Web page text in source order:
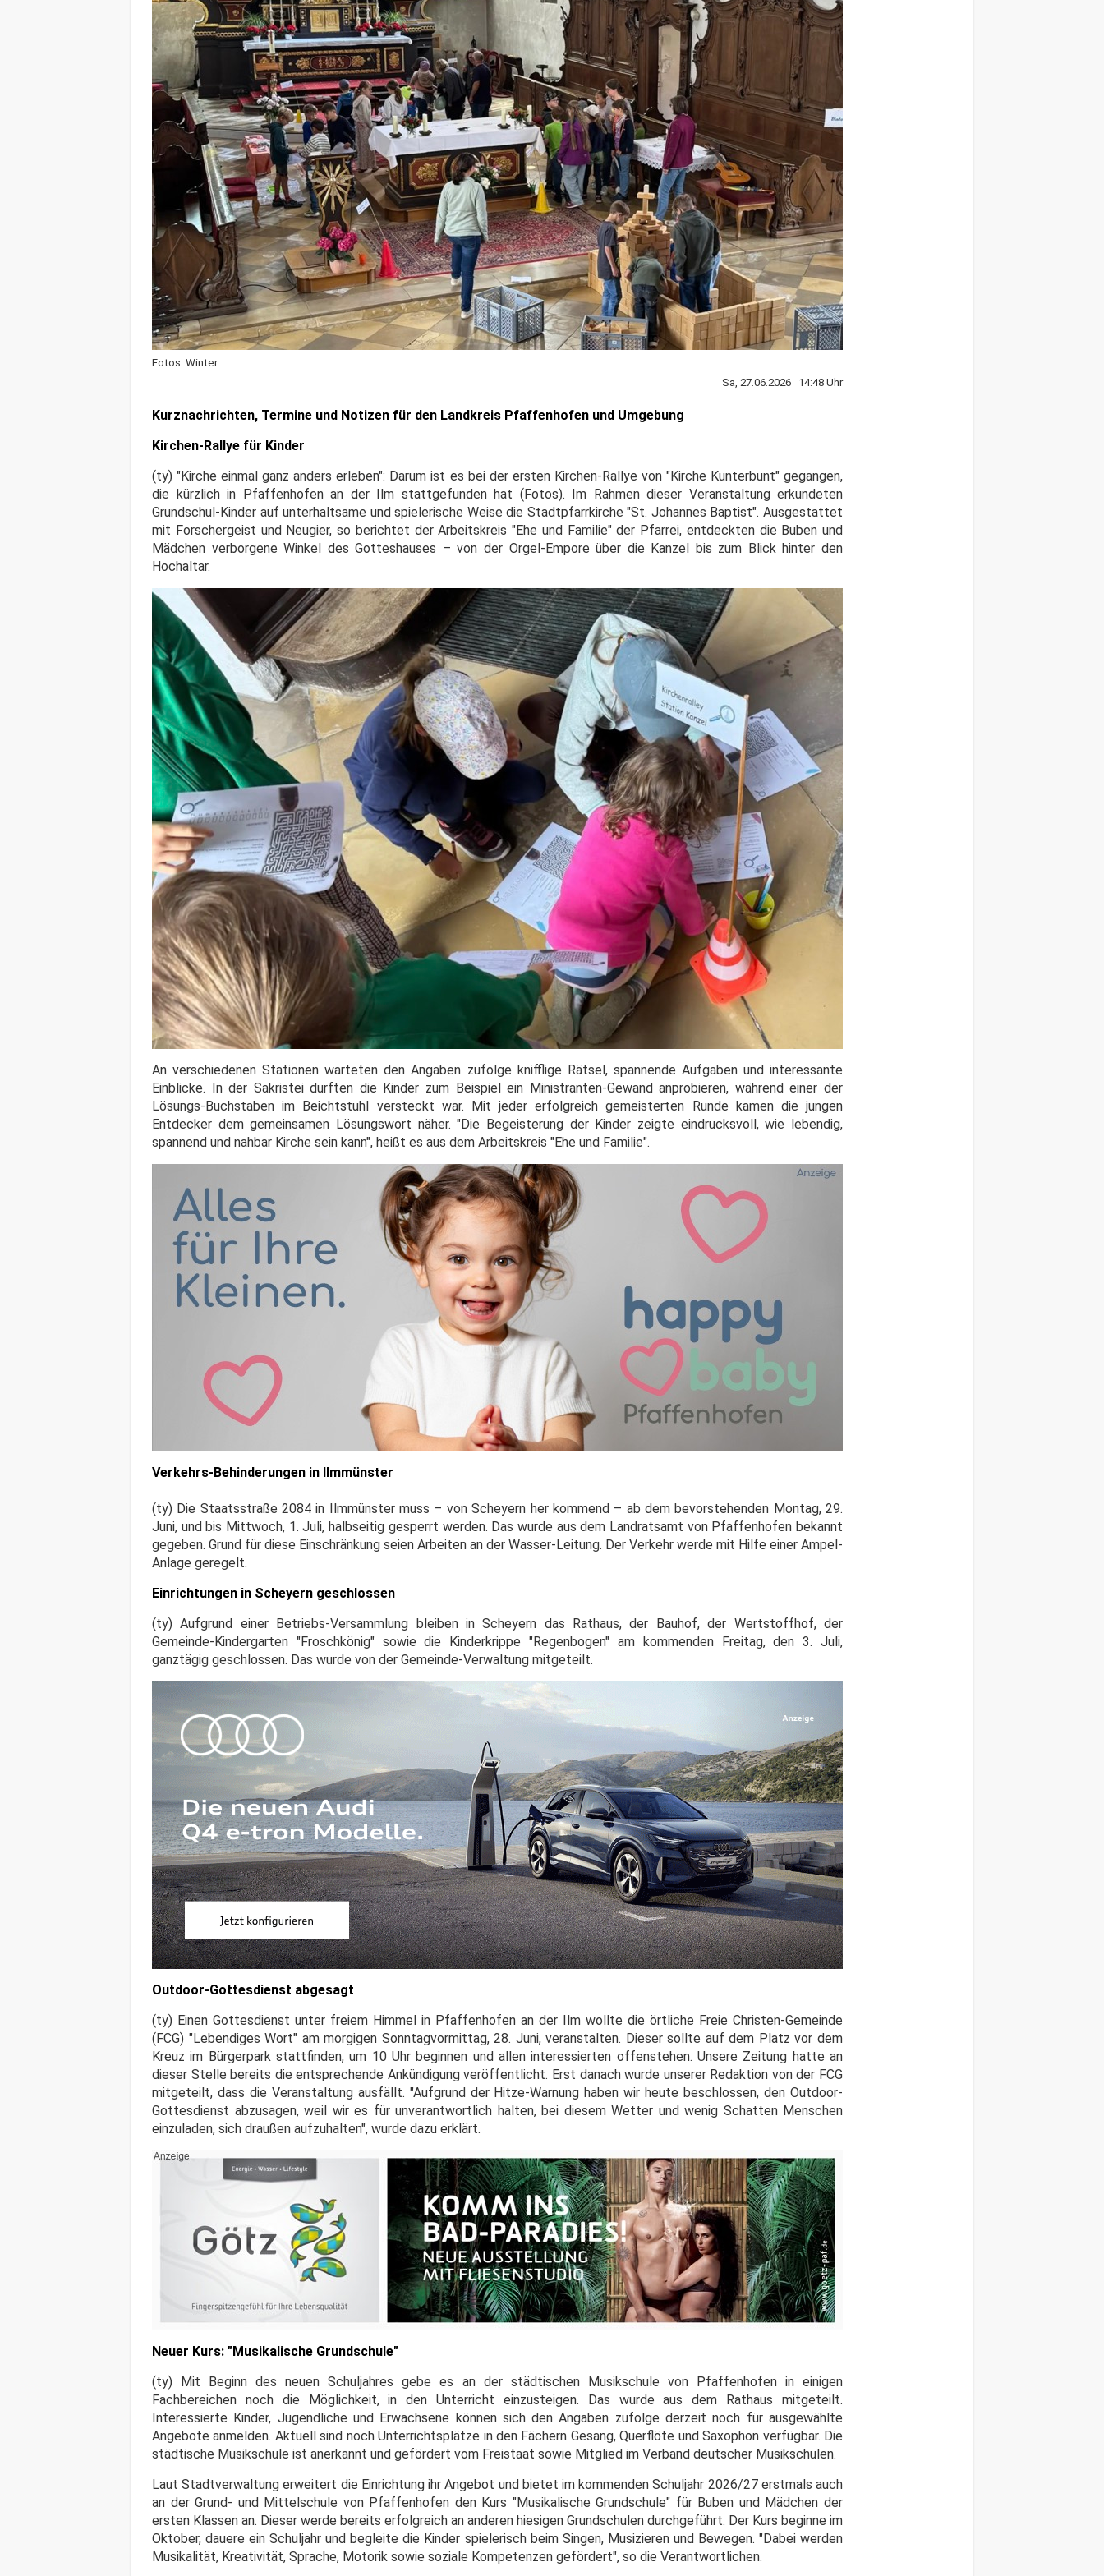
Fotos: Winter
Sa, 27.06.2026 14:48 Uhr
Kurznachrichten, Termine und Notizen für den Landkreis Pfaffenhofen und Umgebung
Kirchen-Rallye für Kinder
(ty) "Kirche einmal ganz anders erleben": Darum ist es bei der ersten Kirchen-Rallye von "Kirche Kunterbunt" gegangen,
die kürzlich in Pfaffenhofen an der Ilm stattgefunden hat (Fotos). Im Rahmen dieser Veranstaltung erkundeten
Grundschul-Kinder auf unterhaltsame und spielerische Weise die Stadtpfarrkirche "St. Johannes Baptist". Ausgestattet
mit Forschergeist und Neugier, so berichtet der Arbeitskreis "Ehe und Familie" der Pfarrei, entdeckten die Buben und
Mädchen verborgene Winkel des Gotteshauses – von der Orgel-Empore über die Kanzel bis zum Blick hinter den
Hochaltar.
An verschiedenen Stationen warteten den Angaben zufolge knifflige Rätsel, spannende Aufgaben und interessante
Einblicke. In der Sakristei durften die Kinder zum Beispiel ein Ministranten-Gewand anprobieren, während einer der
Lösungs-Buchstaben im Beichtstuhl versteckt war. Mit jeder erfolgreich gemeisterten Runde kamen die jungen
Entdecker dem gemeinsamen Lösungswort näher. "Die Begeisterung der Kinder zeigte eindrucksvoll, wie lebendig,
spannend und nahbar Kirche sein kann", heißt es aus dem Arbeitskreis "Ehe und Familie".
Verkehrs-Behinderungen in Ilmmünster
(ty) Die Staatsstraße 2084 in Ilmmünster muss – von Scheyern her kommend – ab dem bevorstehenden Montag, 29.
Juni, und bis Mittwoch, 1. Juli, halbseitig gesperrt werden. Das wurde aus dem Landratsamt von Pfaffenhofen bekannt
gegeben. Grund für diese Einschränkung seien Arbeiten an der Wasser-Leitung. Der Verkehr werde mit Hilfe einer Ampel-
Anlage geregelt.
Einrichtungen in Scheyern geschlossen
(ty) Aufgrund einer Betriebs-Versammlung bleiben in Scheyern das Rathaus, der Bauhof, der Wertstoffhof, der
Gemeinde-Kindergarten "Froschkönig" sowie die Kinderkrippe "Regenbogen" am kommenden Freitag, den 3. Juli,
ganztägig geschlossen. Das wurde von der Gemeinde-Verwaltung mitgeteilt.
Outdoor-Gottesdienst abgesagt
(ty) Einen Gottesdienst unter freiem Himmel in Pfaffenhofen an der Ilm wollte die örtliche Freie Christen-Gemeinde
(FCG) "Lebendiges Wort" am morgigen Sonntagvormittag, 28. Juni, veranstalten. Dieser sollte auf dem Platz vor dem
Kreuz im Bürgerpark stattfinden, um 10 Uhr beginnen und allen interessierten offenstehen. Unsere Zeitung hatte an
dieser Stelle bereits die entsprechende Ankündigung veröffentlicht. Erst danach wurde unserer Redaktion von der FCG
mitgeteilt, dass die Veranstaltung ausfällt. "Aufgrund der Hitze-Warnung haben wir heute beschlossen, den Outdoor-
Gottesdienst abzusagen, weil wir es für unverantwortlich halten, bei diesem Wetter und wenig Schatten Menschen
einzuladen, sich draußen aufzuhalten", wurde dazu erklärt.
Neuer Kurs: "Musikalische Grundschule"
(ty) Mit Beginn des neuen Schuljahres gebe es an der städtischen Musikschule von Pfaffenhofen in einigen
Fachbereichen noch die Möglichkeit, in den Unterricht einzusteigen. Das wurde aus dem Rathaus mitgeteilt.
Interessierte Kinder, Jugendliche und Erwachsene können sich den Angaben zufolge derzeit noch für ausgewählte
Angebote anmelden. Aktuell sind noch Unterrichtsplätze in den Fächern Gesang, Querflöte und Saxophon verfügbar. Die
städtische Musikschule ist anerkannt und gefördert vom Freistaat sowie Mitglied im Verband deutscher Musikschulen.
Laut Stadtverwaltung erweitert die Einrichtung ihr Angebot und bietet im kommenden Schuljahr 2026/27 erstmals auch
an der Grund- und Mittelschule von Pfaffenhofen den Kurs "Musikalische Grundschule" für Buben und Mädchen der
ersten Klassen an. Dieser werde bereits erfolgreich an anderen hiesigen Grundschulen durchgeführt. Der Kurs beginne im
Oktober, dauere ein Schuljahr und begleite die Kinder spielerisch beim Singen, Musizieren und Bewegen. "Dabei werden
Musikalität, Kreativität, Sprache, Motorik sowie soziale Kompetenzen gefördert", so die Verantwortlichen.